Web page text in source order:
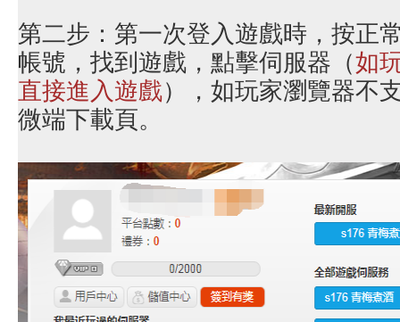
第二步：第一次登入遊戲時，按正
帳號，找到遊戲，點擊伺服器（如
直接進入遊戲），如玩家瀏覽器不
微端下載頁。